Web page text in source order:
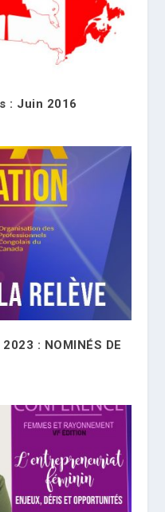
: Juin 2016
: NOMINÉS DE